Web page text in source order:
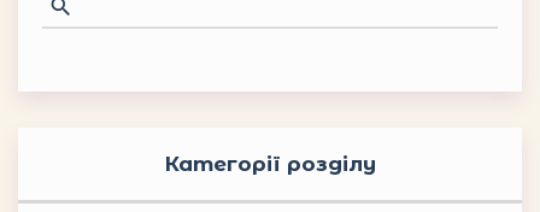
Категорії розділу